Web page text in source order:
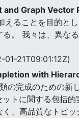
Graph Vector
えることを目的と
。 我々は、異な
01-21T09:01:12Z)
with
の完成のための新
トに関する包括
、高品質なトピッ